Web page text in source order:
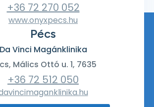
+36 72 270 052
www.onyxpecs.hu
Pécs
Da Vinci Magánklinika
Málics Ottó u. 1, 7635
+36 72 512 050